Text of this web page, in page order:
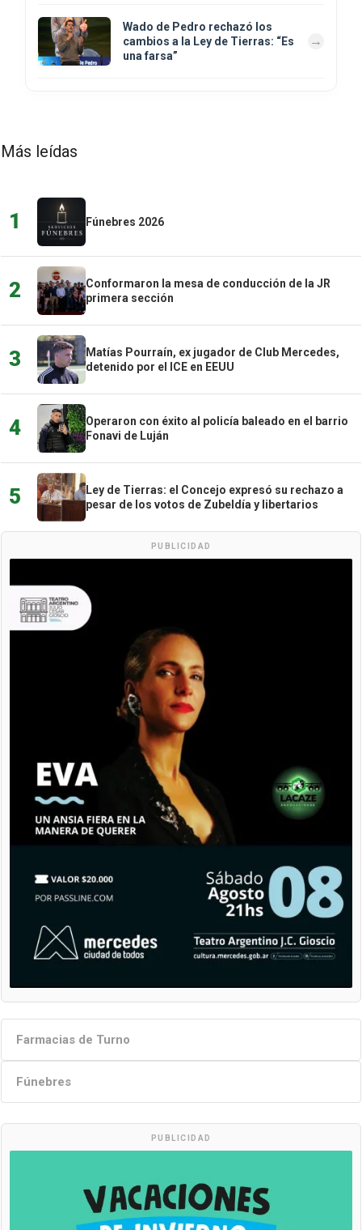
Wado de Pedro rechazó los
cambios a la Ley de Tierras: “Es
una farsa”
Más leídas
1 Fúnebres 2026
2
Conformaron la mesa de conducción de la JR
primera sección
3
Matías Pourraín, ex jugador de Club Mercedes,
detenido por el ICE en EEUU
4
Operaron con éxito al policía baleado en el barrio
Fonavi de Luján
5
Ley de Tierras: el Concejo expresó su rechazo a
pesar de los votos de Zubeldía y libertarios
PUBLICIDAD
Farmacias de Turno
Fúnebres
PUBLICIDAD